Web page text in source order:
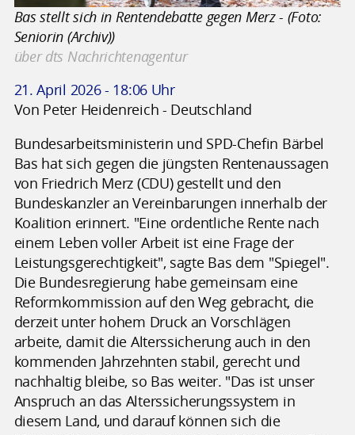
Bas stellt sich in Rentendebatte gegen Merz - (Foto:
Seniorin (Archiv))
über dts Nachrichtenagentur
21. April 2026 - 18:06 Uhr
Von Peter Heidenreich - Deutschland
Bundesarbeitsministerin und SPD-Chefin Bärbel
Bas hat sich gegen die jüngsten Rentenaussagen
von Friedrich Merz (CDU) gestellt und den
Bundeskanzler an Vereinbarungen innerhalb der
Koalition erinnert. "Eine ordentliche Rente nach
einem Leben voller Arbeit ist eine Frage der
Leistungsgerechtigkeit", sagte Bas dem "Spiegel".
Die Bundesregierung habe gemeinsam eine
Reformkommission auf den Weg gebracht, die
derzeit unter hohem Druck an Vorschlägen
arbeite, damit die Alterssicherung auch in den
kommenden Jahrzehnten stabil, gerecht und
nachhaltig bleibe, so Bas weiter. "Das ist unser
Anspruch an das Alterssicherungssystem in
diesem Land, und darauf können sich die